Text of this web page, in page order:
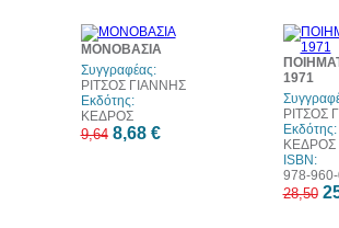
ΜΟΝΟΒΑΣΙΑ
Συγγραφέας:
ΡΙΤΣΟΣ ΓΙΑΝΝΗΣ
Εκδότης:
ΚΕΔΡΟΣ
9,64 8,68 €
1971
ΡΙΤΣΟΣ
Εκδότης:
ΚΕΔΡΟΣ
ISBN:
978-
28,50